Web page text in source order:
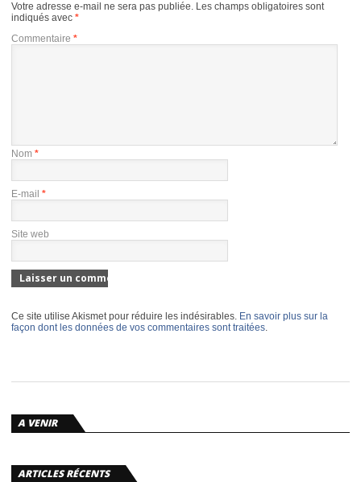
Votre adresse e-mail ne sera pas publiée. Les champs obligatoires sont
indiqués avec *
Commentaire *
Nom *
E-mail *
Site web
Ce site utilise Akismet pour réduire les indésirables. En savoir plus sur la
façon dont les données de vos commentaires sont traitées.
A VENIR
ARTICLES RÉCENTS